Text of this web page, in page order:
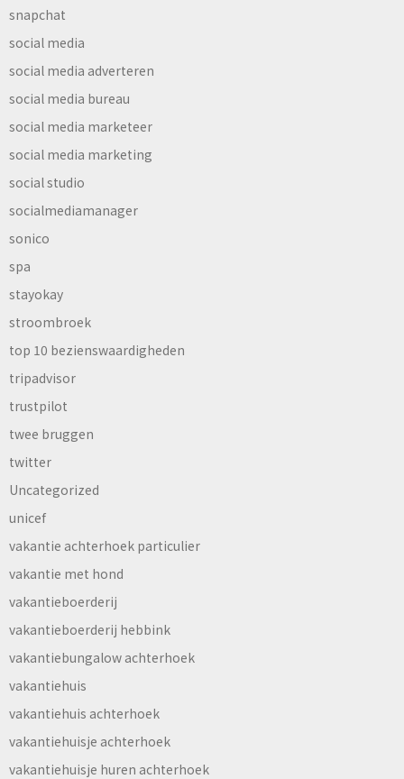
snapchat
social media
social media adverteren
social media bureau
social media marketeer
social media marketing
social studio
socialmediamanager
sonico
spa
stayokay
stroombroek
top 10 bezienswaardigheden
tripadvisor
trustpilot
twee bruggen
twitter
Uncategorized
unicef
vakantie achterhoek particulier
vakantie met hond
vakantieboerderij
vakantieboerderij hebbink
vakantiebungalow achterhoek
vakantiehuis
vakantiehuis achterhoek
vakantiehuisje achterhoek
vakantiehuisje huren achterhoek